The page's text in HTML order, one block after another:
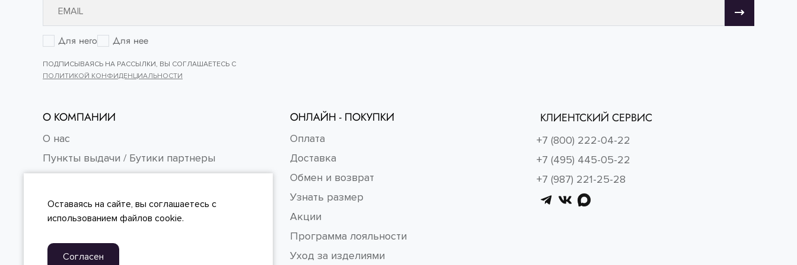
Для него Для нее
ПОДПИСЫВАЯСЬ НА РАССЫЛКИ, ВЫ СОГЛАШАЕТЕСЬ С
ПОЛИТИКОЙ КОНФИДЕНЦИАЛЬНОСТИ
О КОМПАНИИ
О нас
Пункты выдачи / Бутики партнеры
Контакты
FAQ
ОНЛАЙН - ПОКУПКИ
Оплата
Доставка
Обмен и возврат
Узнать размер
Акции
Программа лояльности
Уход за изделиями
КЛИЕНТСКИЙ СЕРВИС
+7 (800) 222-04-22
+7 (495) 445-05-22
+7 (987) 221-25-28
Оставаясь на сайте, вы соглашаетесь с
использованием файлов cookie.
Согласен